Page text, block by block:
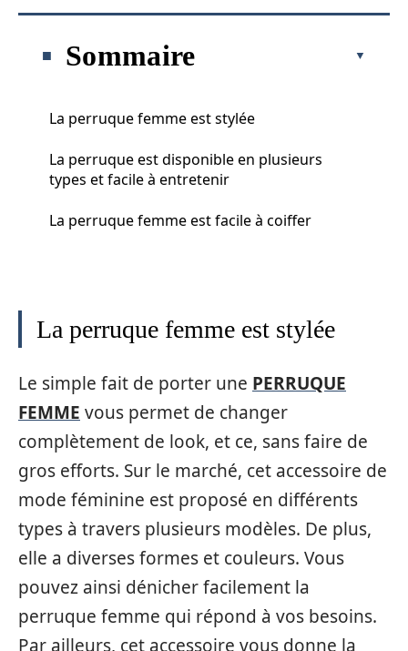
Sommaire
La perruque femme est stylée
La perruque est disponible en plusieurs
types et facile à entretenir
La perruque femme est facile à coiffer
La perruque femme est stylée
Le simple fait de porter une PERRUQUE
FEMME vous permet de changer
complètement de look, et ce, sans faire de
gros efforts. Sur le marché, cet accessoire de
mode féminine est proposé en différents
types à travers plusieurs modèles. De plus,
elle a diverses formes et couleurs. Vous
pouvez ainsi dénicher facilement la
perruque femme qui répond à vos besoins.
Par ailleurs, cet accessoire vous donne la